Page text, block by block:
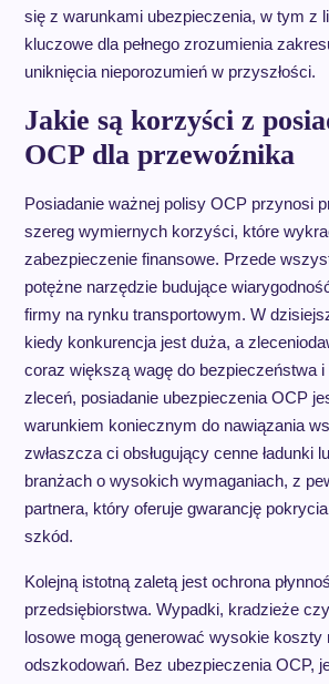
się z warunkami ubezpieczenia, w tym z
kluczowe dla pełnego zrozumienia
uniknięcia nieporozumień w przyszłości.
Jakie są korzyści z
OCP dla przewoźnika
Posiadanie ważnej polisy OCP przynosi
szereg wymiernych korzyści, które
zabezpieczenie finansowe. Przede
potężne narzędzie budujące
firmy na rynku transportowym. W
kiedy konkurencja jest duża, a
coraz większą wagę do bezpieczeństwa
zleceń, posiadanie ubezpieczenia OCP
warunkiem koniecznym do nawiązania
zwłaszcza ci obsługujący cenne ładunki
branżach o wysokich wymaganiach, z
partnera, który oferuje gwarancję
szkód.
Kolejną istotną zaletą jest ochrona
przedsiębiorstwa. Wypadki, kradzieże
losowe mogą generować wysokie koszty
odszkodowań. Bez ubezpieczenia OCP,